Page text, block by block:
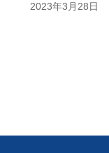
2023年3月28日